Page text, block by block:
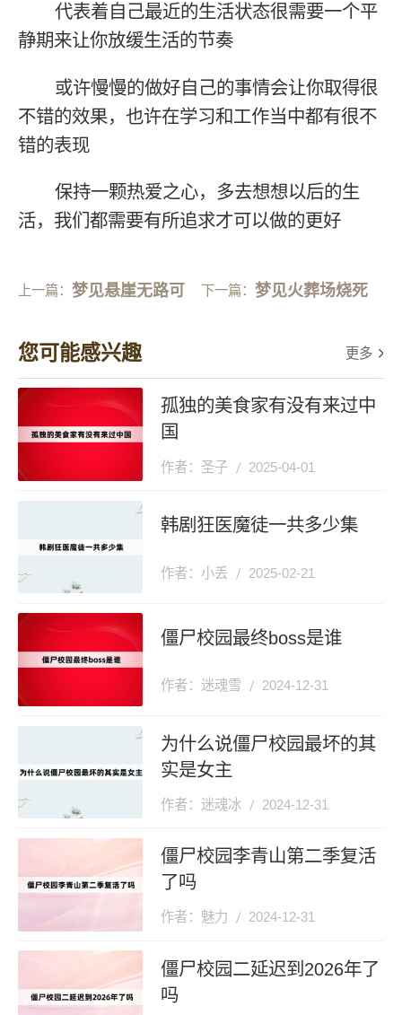
代表着自己最近的生活状态很需要一个平
静期来让你放缓生活的节奏
或许慢慢的做好自己的事情会让你取得很
不错的效果，也许在学习和工作当中都有很不
错的表现
保持一颗热爱之心，多去想想以后的生
活，我们都需要有所追求才可以做的更好
上一篇：梦见悬崖无路可 下一篇： 梦见火葬场烧死
您可能感兴趣 更多
孤独的美食家有没有来过中
国
作者：圣子 2025-04-01
韩剧狂医魔徒一共多少集
作者：小丢 2025-02-21
僵尸校园最终boss是谁
作者：迷魂雪 2024-12-31
为什么说僵尸校园最坏的其
实是女主
作者：迷魂冰 2024-12-31
僵尸校园李青山第二季复活
了吗
作者：魅力 2024-12-31
僵尸校园二延迟到2026年了
吗